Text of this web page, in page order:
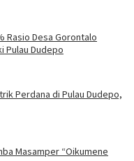
Rasio Desa Gorontalo
Pulau Dudepo
Perdana di Pulau Dudepo,
Masamper “Oikumene